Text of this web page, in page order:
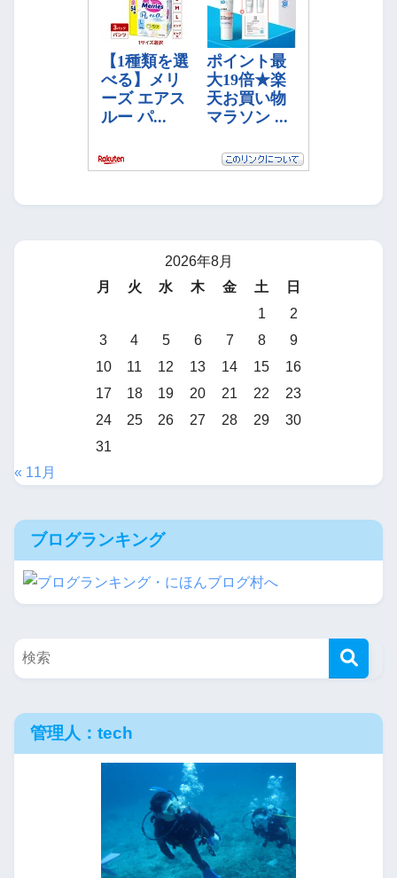
2026年8月
月
火 水 木 金 土
日
1
2
3
4 5 6 7 8
9
10
11 12 13 14 15
16
17
18 19 20 21 22
23
24
25 26 27 28 29
30
31
« 11月
ブログランキング
管理人：tech